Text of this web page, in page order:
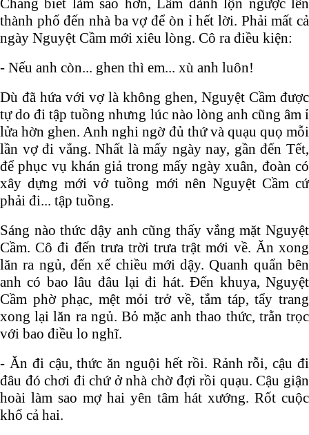
thành phố đến nhà ba vợ để òn ỉ hết lời. Phải mất cả
ngày Nguyệt Cầm mới xiêu lòng. Cô ra điều kiện:
- Nếu anh còn... ghen thì em... xù anh luôn!
Dù đã hứa với vợ là không ghen, Nguyệt Cầm được
tự do đi tập tuồng nhưng lúc nào lòng anh cũng âm ỉ
lửa hờn ghen. Anh nghi ngờ đủ thứ và quạu quọ mỗi
lần vợ đi vắng. Nhất là mấy ngày nay, gần đến Tết,
để phục vụ khán giả trong mấy ngày xuân, đoàn có
xây dựng mới vở tuồng mới nên Nguyệt Cầm cứ
phải đi... tập tuồng.
Sáng nào thức dậy anh cũng thấy vắng mặt Nguyệt
Cầm. Cô đi đến trưa trời trưa trật mới về. Ăn xong
lăn ra ngủ, đến xế chiều mới dậy. Quanh quẩn bên
anh có bao lâu đâu lại đi hát. Đến khuya, Nguyệt
Cầm phờ phạc, mệt mỏi trở về, tắm táp, tẩy trang
xong lại lăn ra ngủ. Bỏ mặc anh thao thức, trằn trọc
với bao điều lo nghĩ.
- Ăn đi cậu, thức ăn nguội hết rồi. Rảnh rỗi, cậu đi
đâu đó chơi đi chứ ở nhà chờ đợi rồi quạu. Cậu giận
hoài làm sao mợ hai yên tâm hát xướng. Rốt cuộc
khổ cả hai.